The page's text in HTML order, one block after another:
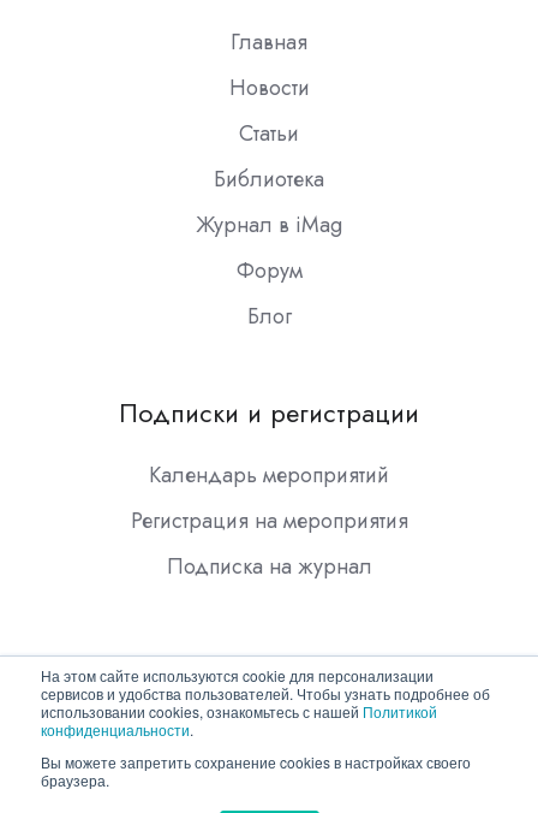
На этом сайте используются cookie для персонализации
сервисов и удобства пользователей. Чтобы узнать подробнее об
использовании cookies, ознакомьтесь с нашей Политикой
конфиденциальности.
Вы можете запретить сохранение cookies в настройках своего
браузера.
Главная
Новости
Статьи
Библиотека
Журнал в iMag
Форум
Блог
Подписки и регистрации
Календарь мероприятий
Регистрация на мероприятия
Подписка на журнал
Copyright © 2026 ООО "Гротек"